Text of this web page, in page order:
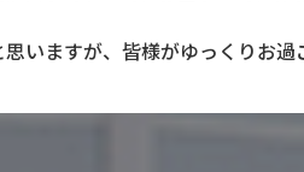
いますが、皆様がゆっくりお